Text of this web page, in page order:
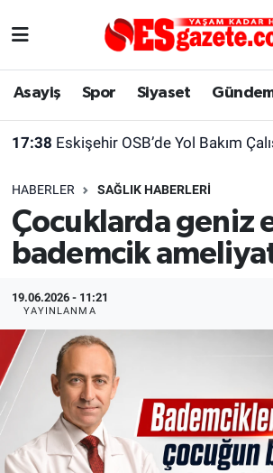
Asayiş Spor Siyaset
17:38 Eskişehir OSB’de Yol Bakım
HABERLER SAĞLIK HABERLERI
Çocuklarda geniz
bademcik
19.06.2026 - 11:21
YAYINLANMA
Asayiş
Gündem
Türkiye
Dünya
Sağlık
Alış-Veriş/İş dünyası
Yaşam
Eskişehirspor Arşivi
Eskişehir Arşivi
Röportaj
Ekonomi
Kültür Sanat
Politika
Eskişehir Nöbetçi Eczaneler
Süper Lig Puan Durumu ve
Tüm Manşetler
Son Dakika Haberleri
Haber Arşivi